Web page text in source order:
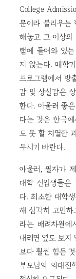
College
문이라 불리우는
해놓고 그 이상의
램에 들어와 있
지 않는다. 매학
프로그램에서 방
감 및 상실감은
한다. 아울러 좋
다는 것은 한국
도 못 할 치열한
두시기 바란다.
아울러, 필자가
대학 신입생들은
다. 최소한 대학
해 심각히 고민하
라는 배려차원에
내리면 옆도 보지
보다 훨씬 힘든
부모님의 의대진